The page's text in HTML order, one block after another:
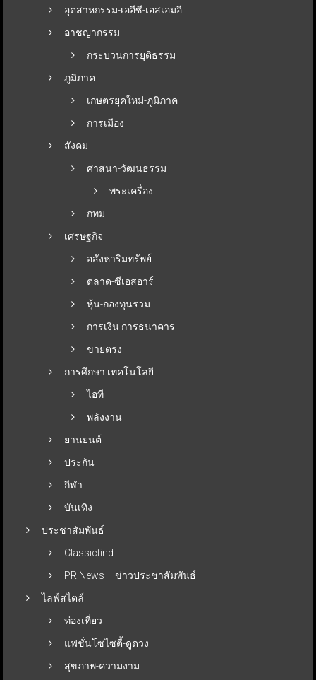
อุตสาหกรรม-เออีซี-เอสเอมอี
อาชญากรรม
กระบวนการยุติธรรม
ภูมิภาค
เกษตรยุคใหม่-ภูมิภาค
การเมือง
สังคม
ศาสนา-วัฒนธรรม
พระเครื่อง
กทม
เศรษฐกิจ
อสังหาริมทรัพย์
ตลาด-ซีเอสอาร์
หุ้น-กองทุนรวม
การเงิน การธนาคาร
ขายตรง
การศึกษา เทคโนโลยี
ไอที
พลังงาน
ยานยนต์
ประกัน
กีฬา
บันเทิง
ประชาสัมพันธ์
Classicfind
PR News – ข่าวประชาสัมพันธ์
ไลฟ์สไตล์
ท่องเที่ยว
แฟชั่นโซไซตี้-ดูดวง
สุขภาพ-ความงาม